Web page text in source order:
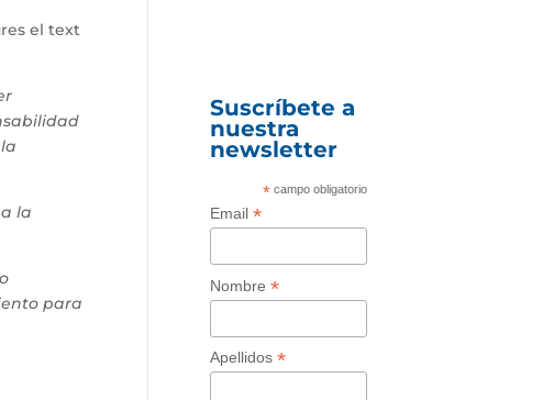
el text
la
para
Suscríbete a
nuestra
newsletter
*campo obligatorio
Email *
Nombre *
Apellidos *